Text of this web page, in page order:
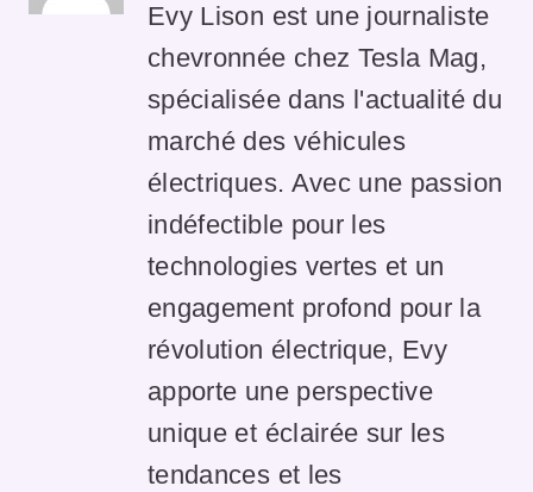
Evy Lison est une journaliste
chevronnée chez Tesla Mag,
spécialisée dans l'actualité du
marché des véhicules
électriques. Avec une passion
indéfectible pour les
technologies vertes et un
engagement profond pour la
révolution électrique, Evy
apporte une perspective
unique et éclairée sur les
tendances et les